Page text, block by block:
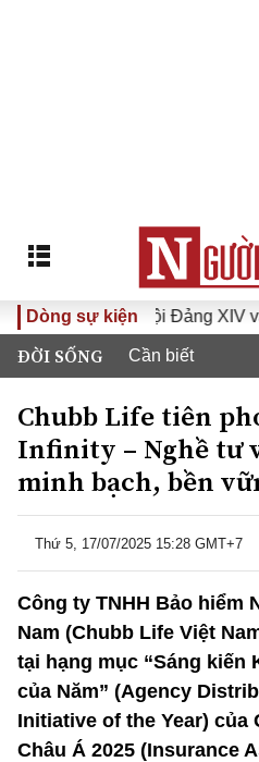
Dòng sự kiện
quyết Đại hội Đảng XIV vào
ĐỜI SỐNG Cần biết
Chubb Life tiên
Infinity – Nghề tư
minh bạch, bền
Thứ 5, 17/07/2025 15:28 GMT+7
Công ty TNHH Bảo hiểm
Nam (Chubb Life Việt
tại hạng mục “Sáng kiến
của Năm” (Agency
Initiative of the Year)
Châu Á 2025 (Insurance